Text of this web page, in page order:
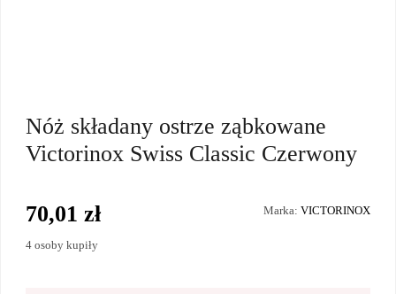
Nóż składany ostrze ząbkowane
Victorinox Swiss Classic Czerwony
Marka: VICTORINOX
70,01 zł
4 osoby kupiły